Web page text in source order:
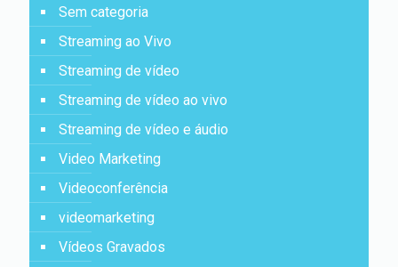
Sem categoria
Streaming ao Vivo
Streaming de vídeo
Streaming de vídeo ao vivo
Streaming de vídeo e áudio
Video Marketing
Videoconferência
videomarketing
Vídeos Gravados